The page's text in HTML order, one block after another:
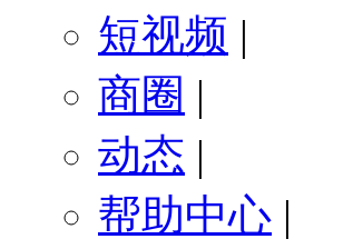
短视频 |
商圈 |
动态 |
帮助中心 |